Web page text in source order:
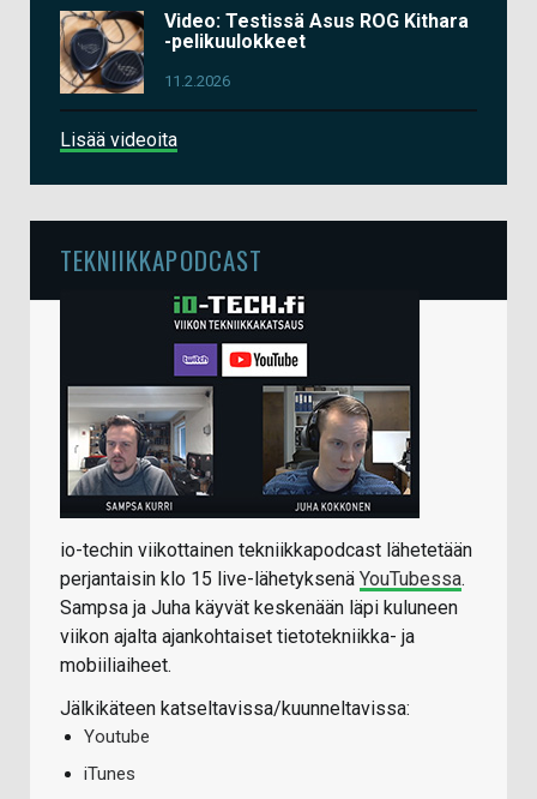
Video: Testissä Asus ROG Kithara
-pelikuulokkeet
11.2.2026
Lisää videoita
TEKNIIKKAPODCAST
io-techin viikottainen tekniikkapodcast lähetetään
perjantaisin klo 15 live-lähetyksenä YouTubessa.
Sampsa ja Juha käyvät keskenään läpi kuluneen
viikon ajalta ajankohtaiset tietotekniikka- ja
mobiiliaiheet.
Jälkikäteen katseltavissa/kuunneltavissa:
Youtube
iTunes